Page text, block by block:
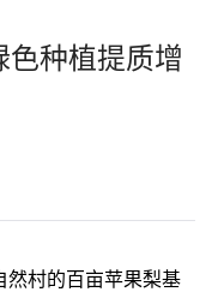
色种植提质增
村的百亩苹果梨基